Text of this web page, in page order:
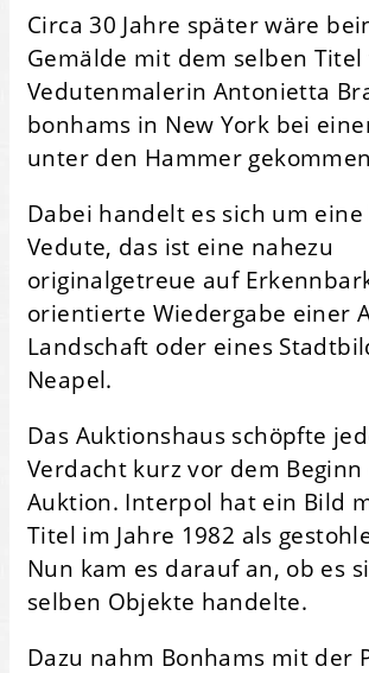
Circa 30 Jahre später wäre
Gemälde mit dem selben
Vedutenmalerin Antonietta
bonhams in New York bei
unter den Hammer
Dabei handelt es sich um eine
Vedute, das ist eine nahezu
originalgetreue auf
orientierte Wiedergabe einer
Landschaft oder eines
Neapel.
Das Auktionshaus schöpfte
Verdacht kurz vor dem
Auktion. Interpol hat ein Bild
Titel im Jahre 1982 als
Nun kam es darauf an, ob es
selben Objekte handelte.
Dazu nahm Bonhams mit der